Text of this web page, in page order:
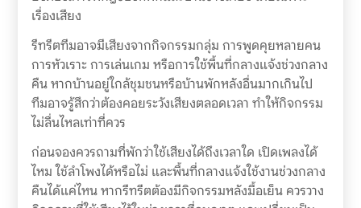
เรื่องเสียง
รีทรีตทีมอาจมีเสียงจากกิจกรรมกลุ่ม การพูดคุยหลายคน
การหัวเราะ การเล่นเกม หรือการใช้พื้นที่กลางแจ้งช่วงกลาง
คืน หากบ้านอยู่ใกล้ชุมชนหรือบ้านพักหลังอื่นมากเกินไป
ทีมอาจรู้สึกว่าต้องคอยระวังเสียงตลอดเวลา ทำให้กิจกรรม
ไม่ลื่นไหลเท่าที่ควร
ก่อนจองควรถามที่พักว่าใช้เสียงได้ถึงเวลาใด เปิดเพลงได้
ไหม ใช้ลำโพงได้หรือไม่ และพื้นที่กลางแจ้งใช้งานช่วงกลาง
คืนได้แค่ไหน หากรีทรีตต้องมีกิจกรรมหลังมื้อเย็น ควรวาง